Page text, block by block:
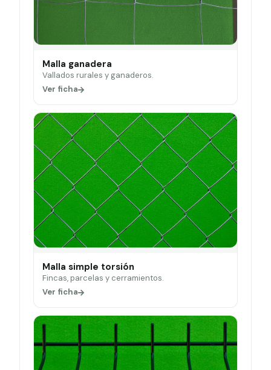
Malla ganadera
Vallados rurales y ganaderos.
Ver ficha
Malla simple torsión
Fincas, parcelas y cerramientos.
Ver ficha